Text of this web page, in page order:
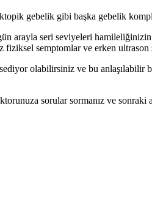
gebelik gibi başka gebelik
arayla seri seviyeleri
fiziksel semptomlar ve erken
olabilirsiniz ve bu anlaşılabilir
sorular sormanız ve